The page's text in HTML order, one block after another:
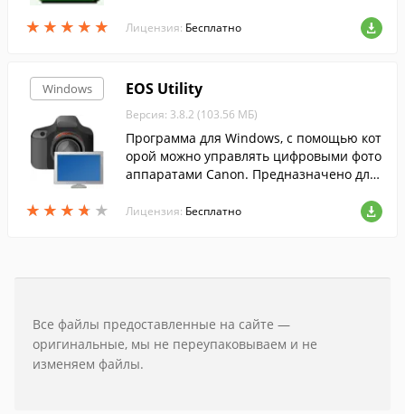
★ ★ ★ ★ ★
★ ★ ★ ★ ★ Лицензия: Бесплатно
Windows
★ ★ ★ ★ ★
★ ★ ★ ★ ★
EOS Utility
Версия: 3.8.2 (103.56 МБ)
Программа для Windows, с помощью кот
орой можно управлять цифровыми фото
аппаратами Canon. Предназначено для
ь и передавать снимки с камеры на ком
Лицензия: Бесплатно
Все файлы предоставленные на сайте —
оригинальные, мы не переупаковываем и не
изменяем файлы.